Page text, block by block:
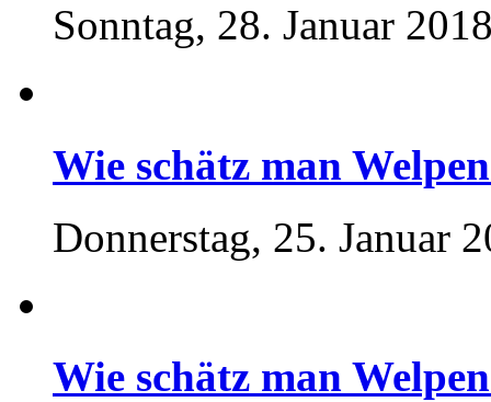
Sonntag, 28. Januar
Wie schätz man
Donnerstag, 25. Januar
Wie schätz man